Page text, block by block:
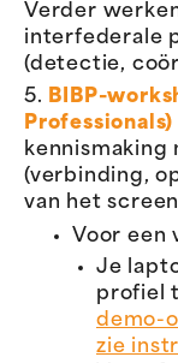
Verder
interfederale
(detectie,
5.
BIBP-
Professionals)
(verbinding,
van het
Voor een
Je
profiel
demo-
zie